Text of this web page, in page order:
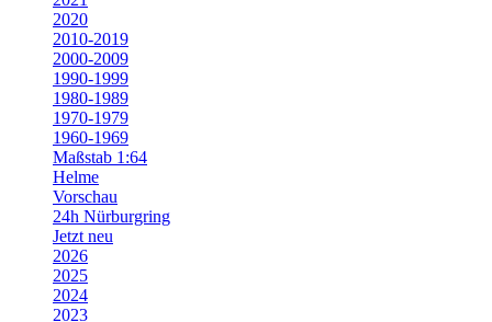
2020
2010-2019
2000-2009
1990-1999
1980-1989
1970-1979
1960-1969
Maßstab 1:64
Helme
Vorschau
24h Nürburgring
Jetzt neu
2026
2025
2024
2023